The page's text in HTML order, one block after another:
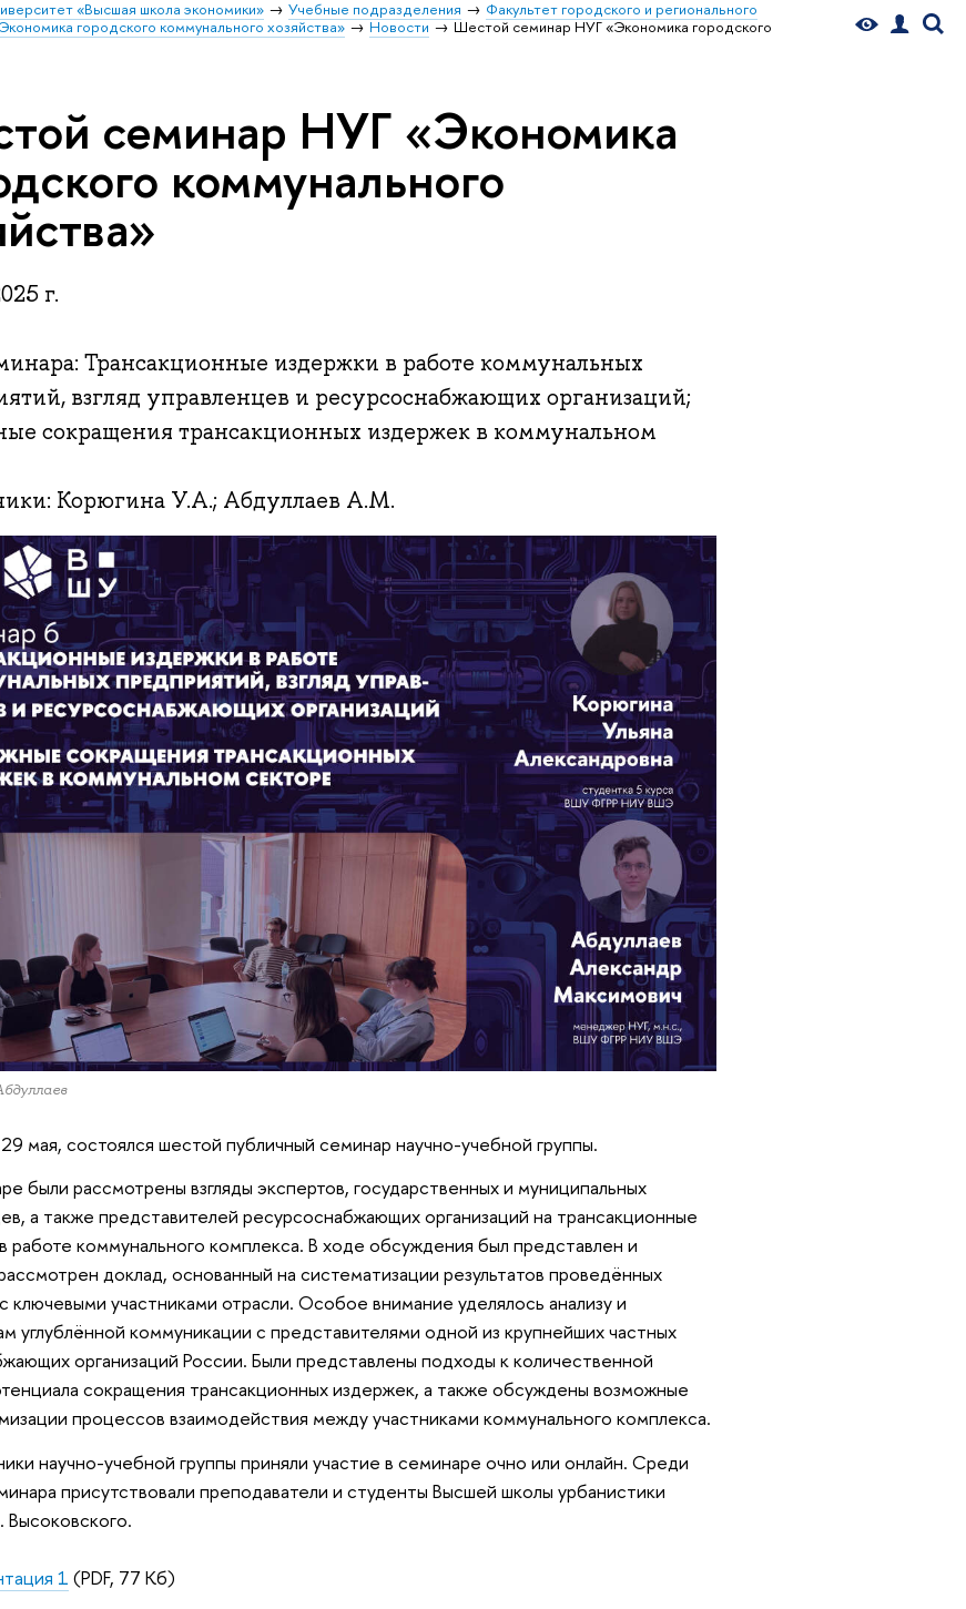
«Высшая школа экономики» Учебные подразделения
Факультет городского и регионального
городского коммунального хозяйства» Новости
Шестой семинар НУГ «Экономика городского
семинар НУГ «Экономика
коммунального
г.
Трансакционные издержки в работе коммунальных
взгляд управленцев и ресурсоснабжающих организаций;
сокращения трансакционных издержек в коммунальном
Корюгина У.А.; Абдуллаев А.М.
29 мая, состоялся шестой публичный семинар научно-учебной группы.
были рассмотрены взгляды экспертов, государственных и муниципальных
а также представителей ресурсоснабжающих организаций на трансакционные
работе коммунального комплекса. В ходе обсуждения был представлен и
доклад, основанный на систематизации результатов проведённых
ключевыми участниками отрасли. Особое внимание уделялось анализу и
углублённой коммуникации с представителями одной из крупнейших частных
организаций России. Были представлены подходы к количественной
сокращения трансакционных издержек, а также обсуждены возможные
процессов взаимодействия между участниками коммунального комплекса.
научно-учебной группы приняли участие в семинаре очно или онлайн. Среди
присутствовали преподаватели и студенты Высшей школы урбанистики
1 (PDF, 77 Кб)